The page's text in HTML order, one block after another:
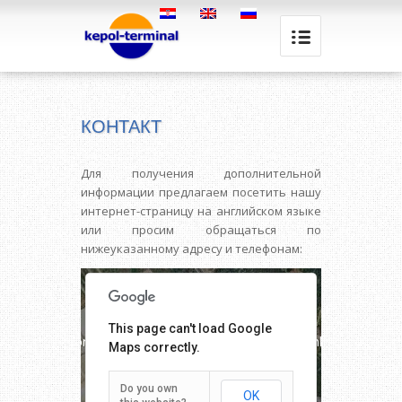
КОНТАКТ
Для получения дополнительной
информации предлагаем посетить нашу
интернет-страницу на английском языке
или просим обращаться по
нижеуказанному адресу и телефонам:
purposes only For development purposes only
This page can't load Google
Maps correctly.
Do you own
OK